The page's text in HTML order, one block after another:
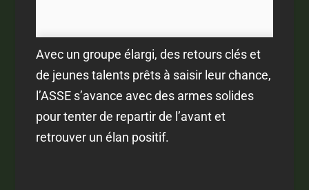
Avec un groupe élargi, des retours clés et
de jeunes talents prêts à saisir leur chance,
l’ASSE s’avance avec des armes solides
pour tenter de repartir de l’avant et
retrouver un élan positif.